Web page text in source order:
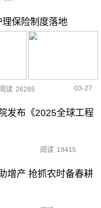
保险制度落地
阅读 26285 03-27
发布《2025全球工程
阅读 19415
增产 抢抓农时备春耕